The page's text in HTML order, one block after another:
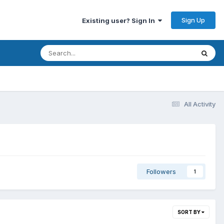
Existing user? Sign In Sign Up
All Activity
Followers 1
SORT BY